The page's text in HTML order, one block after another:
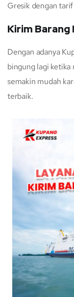
Gresik dengan
Kirim
Dengan adanya
bingung lagi ketika
semakin mudah
terbaik.